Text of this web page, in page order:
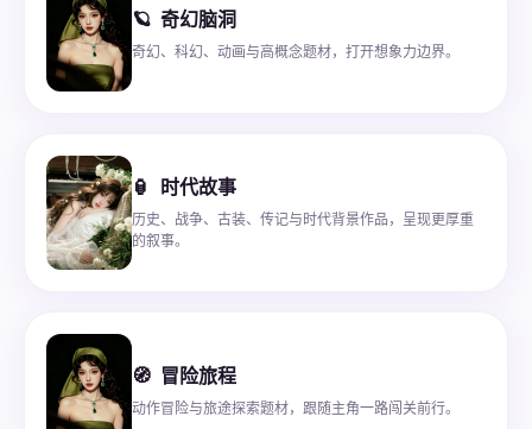
🪐 奇幻脑洞
奇幻、科幻、动画与高概念题材，打开想象力边界。
🏮 时代故事
历史、战争、古装、传记与时代背景作品，呈现更厚重
的叙事。
🧭 冒险旅程
动作冒险与旅途探索题材，跟随主角一路闯关前行。